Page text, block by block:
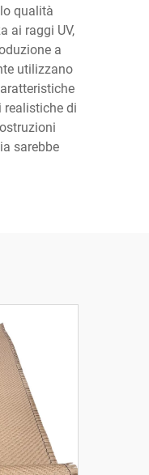
qualità
ai raggi UV,
a
utilizzano
di
sarebbe